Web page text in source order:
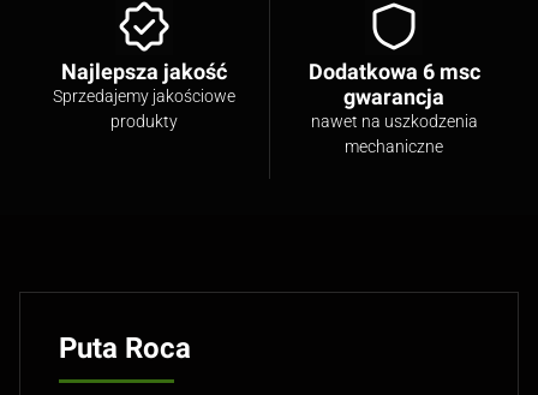
Najlepsza jakość
Sprzedajemy jakościowe
produkty
Dodatkowa 6 msc
gwarancja
nawet na uszkodzenia
mechaniczne
Puta Roca